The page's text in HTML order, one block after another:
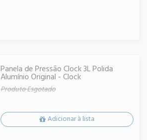
Panela de Pressão Clock 3L Polida
Alumínio Original - Clock
Produto Esgotado
Adicionar à lista